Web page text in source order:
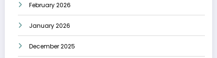
February 2026
January 2026
December 2025